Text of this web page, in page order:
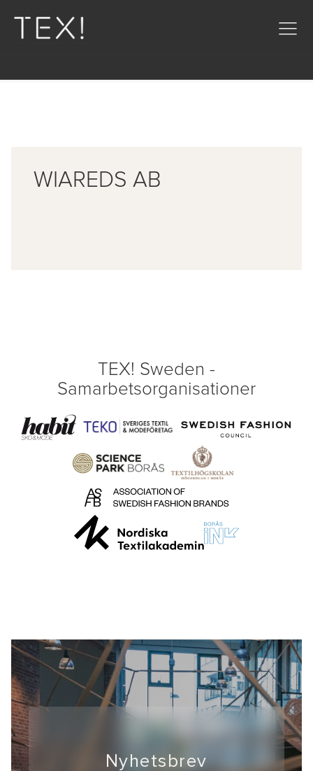
WIAREDS AB
TEX! Sweden -
Samarbetsorganisationer
Nyhetsbrev